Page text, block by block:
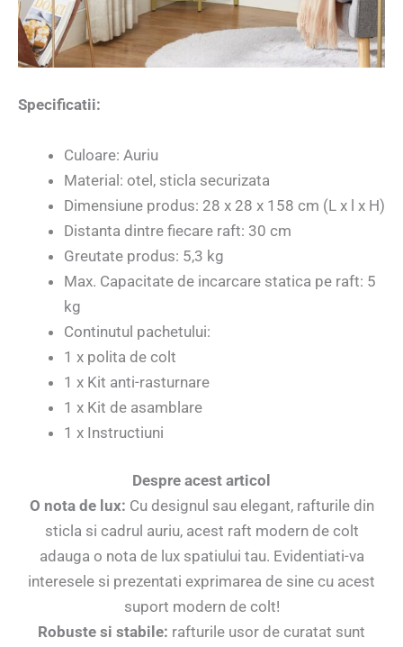
Specificatii:
Culoare: Auriu
Material: otel, sticla securizata
Dimensiune produs: 28 x 28 x 158 cm (L x l x H)
Distanta dintre fiecare raft: 30 cm
Greutate produs: 5,3 kg
Max. Capacitate de incarcare statica pe raft: 5
kg
Continutul pachetului:
1 x polita de colt
1 x Kit anti-rasturnare
1 x Kit de asamblare
1 x Instructiuni
Despre acest articol
O nota de lux: Cu designul sau elegant, rafturile din
sticla si cadrul auriu, acest raft modern de colt
adauga o nota de lux spatiului tau. Evidentiati-va
interesele si prezentati exprimarea de sine cu acest
suport modern de colt!
Robuste si stabile: rafturile usor de curatat sunt